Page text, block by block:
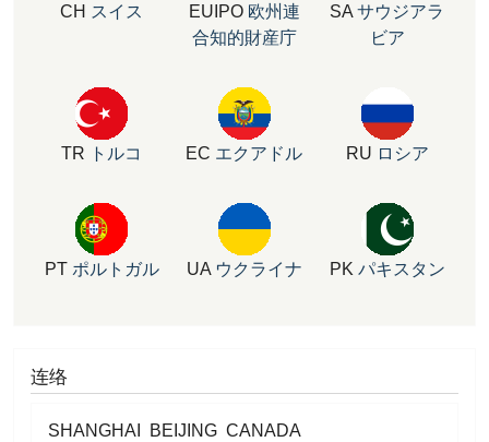
CH スイス EUIPO 欧州連
合知的財産庁
SA サウジアラ
ビア
TR トルコ EC エクアドル RU ロシア
PT ポルトガル UA ウクライナ PK パキスタン
连络
SHANGHAI BEIJING CANADA